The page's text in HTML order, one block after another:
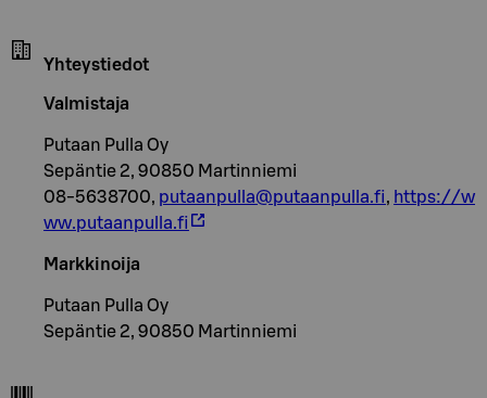
Yhteystiedot
Valmistaja
Putaan Pulla Oy
Sepäntie 2, 90850 Martinniemi
08-5638700, putaanpulla@putaanpulla.fi, https://w
ww.putaanpulla.fi
Markkinoija
Putaan Pulla Oy
Sepäntie 2, 90850 Martinniemi